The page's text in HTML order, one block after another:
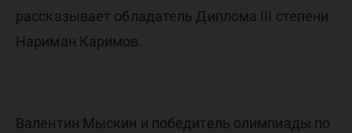
рассказывает обладатель Диплома III степени
Нариман Каримов.
Валентин Мыскин и победитель олимпиады по